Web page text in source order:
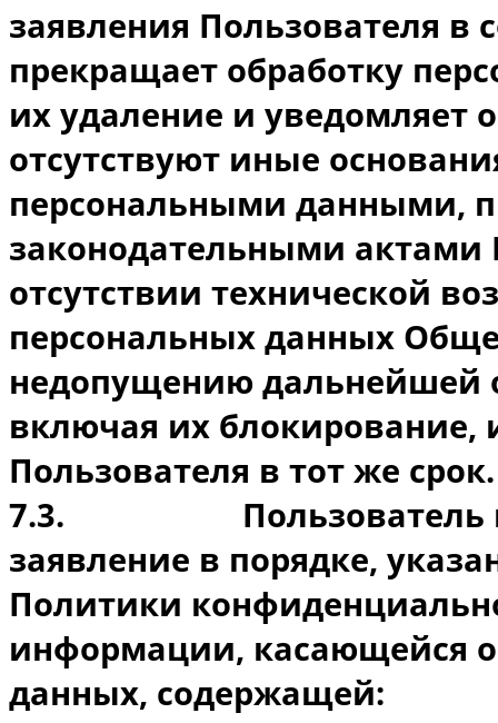
заявления Пользователя в
прекращает обработку
их удаление и уведомляет
отсутствуют иные
персональными данными,
законодательными актами
отсутствии технической
персональных данных
недопущению дальнейшей
включая их блокирование,
Пользователя в тот же срок.
7.3.
заявление в порядке,
Политики
информации, касающейся
данных, содержащей: